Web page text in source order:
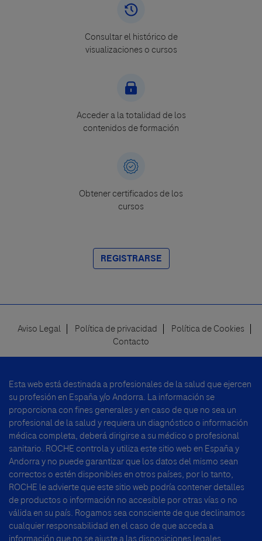
Consultar el histórico de
visualizaciones o cursos
Acceder a la totalidad de los
contenidos de formación
Obtener certificados de los
cursos
REGISTRARSE
Aviso Legal Política de privacidad
Política de Cookies
Contacto
Esta web está destinada a profesionales de la salud que ejercen
su profesión en España y/o Andorra. La información se
proporciona con fines generales y en caso de que no sea un
profesional de la salud y requiera un diagnóstico o información
médica completa, deberá dirigirse a su médico o profesional
sanitario. ROCHE controla y utiliza este sitio web en España y
Andorra y no puede garantizar que los datos del mismo sean
correctos o estén disponibles en otros países, por lo tanto,
ROCHE le advierte que este sitio web podría contener detalles
de productos o información no accesible por otras vías o no
válida en su país. Rogamos sea consciente de que declinamos
cualquier responsabilidad en el caso de que acceda a